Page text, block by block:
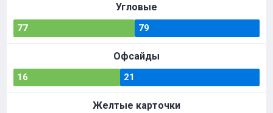
Угловые
77 79
Офсайды
16 21
Желтые карточки